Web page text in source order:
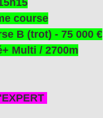
course
B (trot) - 75 000 €
Multi / 2700m